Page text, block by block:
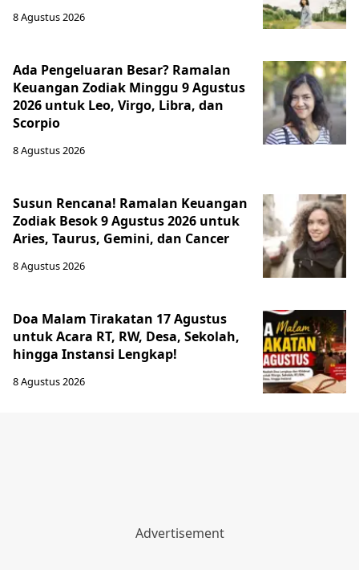
8 Agustus 2026
Ada Pengeluaran Besar? Ramalan
Keuangan Zodiak Minggu 9 Agustus
2026 untuk Leo, Virgo, Libra, dan
Scorpio
8 Agustus 2026
Susun Rencana! Ramalan Keuangan
Zodiak Besok 9 Agustus 2026 untuk
Aries, Taurus, Gemini, dan Cancer
8 Agustus 2026
Doa Malam Tirakatan 17 Agustus
untuk Acara RT, RW, Desa, Sekolah,
hingga Instansi Lengkap!
8 Agustus 2026